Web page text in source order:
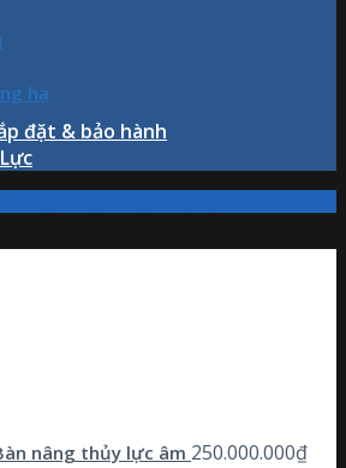
hạ
đặt & bảo hành
nâng thủy lực âm 250.000.000₫